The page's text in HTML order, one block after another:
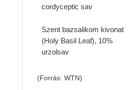
cordyceptic sav
Szent bazsalikom kivonat
(Holy Basil Leaf), 10%
urzolsav
(Forrás: WTN)